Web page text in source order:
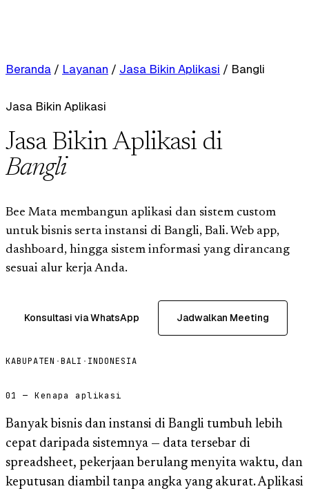
Beranda / Layanan / Jasa Bikin Aplikasi / Bangli
Jasa Bikin Aplikasi
Jasa Bikin Aplikasi di
Bangli
Bee Mata membangun aplikasi dan sistem custom
untuk bisnis serta instansi di Bangli, Bali. Web app,
dashboard, hingga sistem informasi yang dirancang
sesuai alur kerja Anda.
Konsultasi via WhatsApp Jadwalkan Meeting
KABUPATEN ·BALI · INDONESIA
01 — Kenapa aplikasi
Banyak bisnis dan instansi di Bangli tumbuh lebih
cepat daripada sistemnya — data tersebar di
spreadsheet, pekerjaan berulang menyita waktu, dan
keputusan diambil tanpa angka yang akurat. Aplikasi